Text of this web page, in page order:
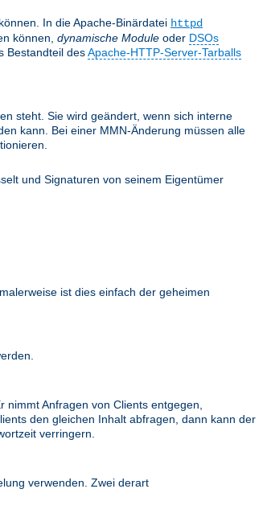
In die Apache-Binärdatei httpd
können, dynamische Module oder DSOs
Bestandteil desApache-HTTP-Server-Tarballs
steht. Sie wird geändert, wenn sich interne
kann. Bei einer MMN-Änderung müssen alle
und Signaturen von seinem Eigentümer
ist dies einfach der geheimen
nimmt Anfragen von Clients entgegen,
den gleichen Inhalt abfragen, dann kann der
verringern.
verwenden. Zwei derart